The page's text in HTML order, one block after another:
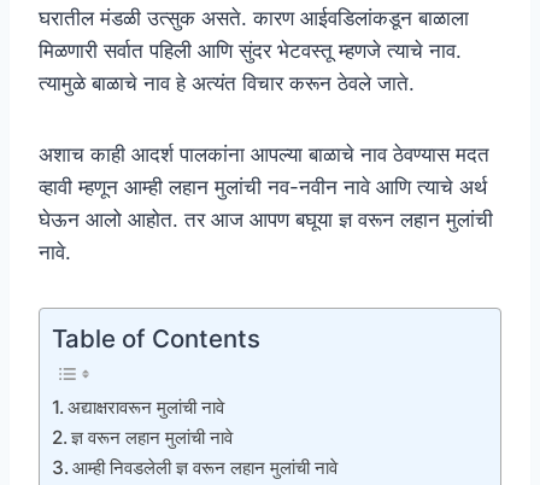
घरातील मंडळी उत्सुक असते. कारण आईवडिलांकडून बाळाला
मिळणारी सर्वात पहिली आणि सुंदर भेटवस्तू म्हणजे त्याचे नाव.
त्यामुळे बाळाचे नाव हे अत्यंत विचार करून ठेवले जाते.
अशाच काही आदर्श पालकांना आपल्या बाळाचे नाव ठेवण्यास मदत
व्हावी म्हणून आम्ही लहान मुलांची नव-नवीन नावे आणि त्याचे अर्थ
घेऊन आलो आहोत. तर आज आपण बघूया ज्ञ वरून लहान मुलांची
नावे.
Table of Contents
अद्याक्षरावरून मुलांची नावे
ज्ञ वरून लहान मुलांची नावे
आम्ही निवडलेली ज्ञ वरून लहान मुलांची नावे